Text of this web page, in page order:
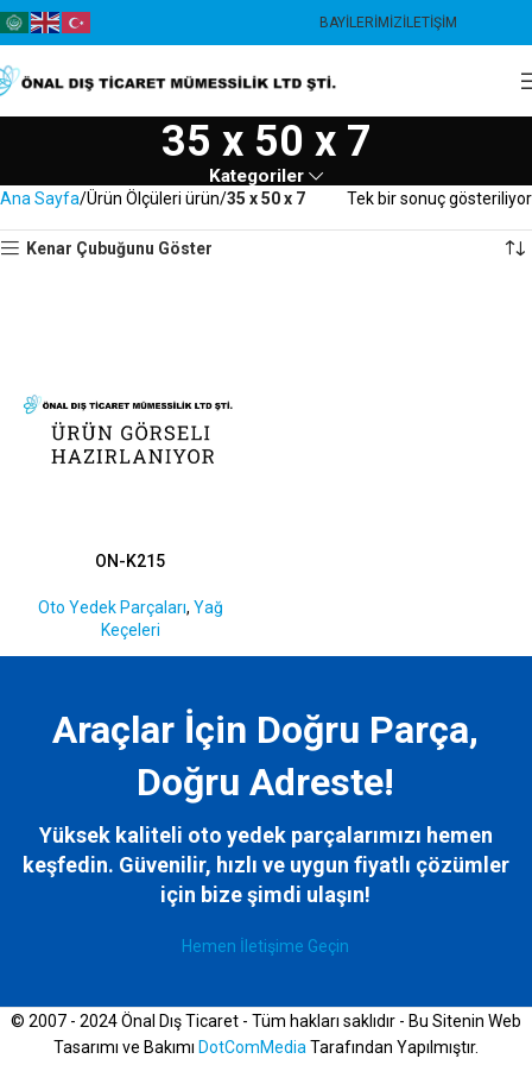
BAYILERIMIZİLETIŞIM
35 x 50 x 7
Kategoriler
Ana Sayfa Ürün Ölçüleri ürün 35 x 50 x 7 Tek bir sonuç gösteriliyor
Kenar Çubuğunu Göster
ON-K215
Oto Yedek Parçaları, Yağ
Keçeleri
Araçlar İçin Doğru Parça,
Doğru Adreste!
Yüksek kaliteli oto yedek parçalarımızı hemen
keşfedin. Güvenilir, hızlı ve uygun fiyatlı çözümler
için bizeşimdi ulaşın!
Hemen İletişime Geçin
© 2007 - 2024 Önal Dış Ticaret - Tüm hakları saklıdır - Bu Sitenin Web
Tasarımı ve Bakımı DotComMedia Tarafından Yapılmıştır.